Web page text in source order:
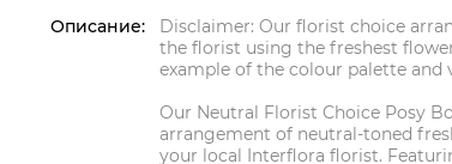
Описание:
Disclaimer: Our florist choice
the florist using the freshest
example of the colour palette and
Our Neutral Florist Choice Posy
arrangement of neutral-toned
your local Interflora florist.